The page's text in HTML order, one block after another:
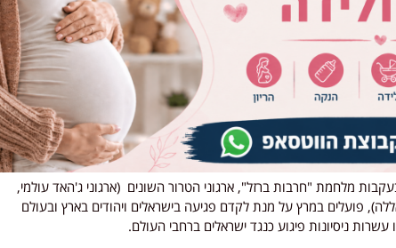
מלחמת "חרבות ברזל", ארגוני הטרור השונים (ארגוני ג'האד עולמי,
פועלים במרץ על מנת לקדם פגיעה בישראלים ויהודים בארץ ובעולם
ניסיונות פיגוע כנגד ישראלים ברחבי העולם.